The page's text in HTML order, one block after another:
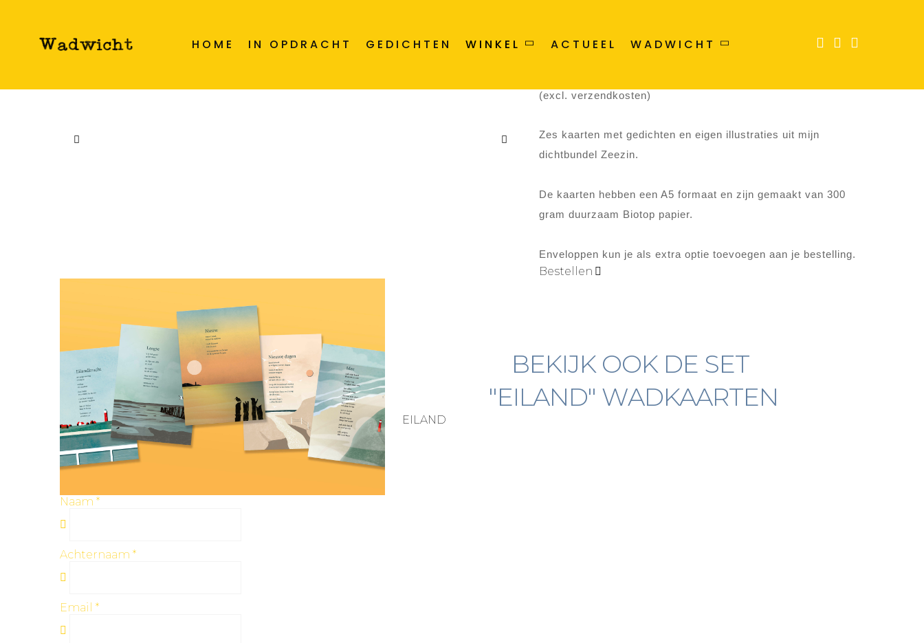
HOME IN OPDRACHT GEDICHTEN WINKEL ACTUEEL WADWICHT
Zeezin
(excl. verzendkosten)
Zes kaarten met gedichten en eigen illustraties uit mijn
dichtbundel Zeezin.
De kaarten hebben een A5 formaat en zijn gemaakt van 300
gram duurzaam Biotop papier.
Enveloppen kun je als extra optie toevoegen aan je bestelling.
Bestellen
BEKIJK OOK DE SET
"EILAND" WADKAARTEN
EILAND
Naam *
Achternaam *
Email *